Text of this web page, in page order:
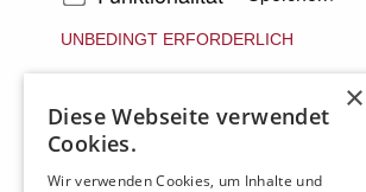
UNBEDINGT ERFORDERLICH
Name
Domäne
×
Diese Webseite verwendet
Cookies.
Wir verwenden Cookies, um Inhalte und